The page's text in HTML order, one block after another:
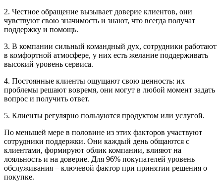
2. Честное обращение вызывает доверие клиентов, они
чувствуют свою значимость и знают, что всегда получат
поддержку и помощь.
3. В компании сильный командный дух, сотрудники работают
в комфортной атмосфере, у них есть желание поддерживать
высокий уровень сервиса.
4. Постоянные клиенты ощущают свою ценность: их
проблемы решают вовремя, они могут в любой момент задать
вопрос и получить ответ.
5. Клиенты регулярно пользуются продуктом или услугой.
По меньшей мере в половине из этих факторов участвуют
сотрудники поддержки. Они каждый день общаются с
клиентами, формируют облик компании, влияют на
лояльность и на доверие. Для 96% покупателей уровень
обслуживания – ключевой фактор при принятии решения о
покупке.